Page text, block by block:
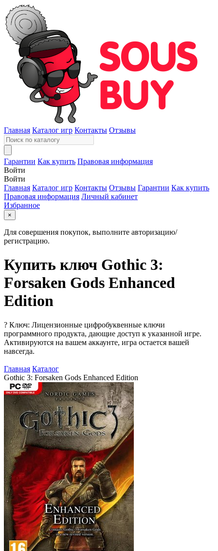
Главная Каталог игр Контакты Отзывы
Гарантии Как купить Правовая информация
Войти
Войти
Главная Каталог игр Контакты Отзывы Гарантии Как купить
Правовая информация Личный кабинет
Избранное
×
Для совершения покупок, выполните авторизацию/
регистрацию.
Купить ключ Gothic 3:
Forsaken Gods Enhanced
Edition
? Ключ: Лицензионные цифробуквенные ключи
программного продукта, дающие доступ к указанной игре.
Активируются на вашем аккаунте, игра остается вашей
навсегда.
Главная Каталог
Gothic 3: Forsaken Gods Enhanced Edition